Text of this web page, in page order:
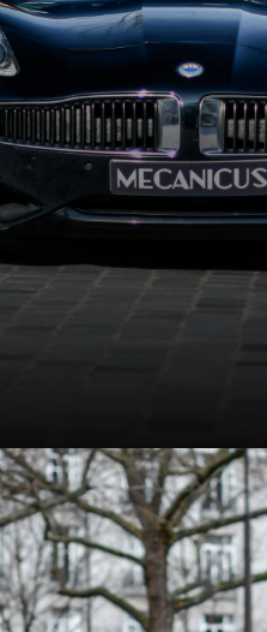
marques et